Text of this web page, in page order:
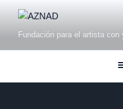
Fundación para el artista con